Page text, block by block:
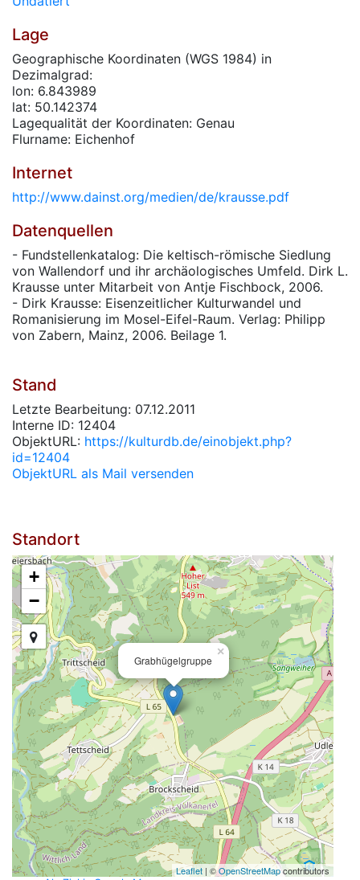
Lage
Geographische Koordinaten (WGS 1984) in
Dezimalgrad:
lon: 6.843989
lat: 50.142374
Lagequalität der Koordinaten: Genau
Flurname: Eichenhof
Internet
http://www.dainst.org/medien/de/krausse.pdf
Datenquellen
- Fundstellenkatalog: Die keltisch-römische Siedlung
von Wallendorf und ihr archäologisches Umfeld. Dirk L.
Krausse unter Mitarbeit von Antje Fischbock, 2006.
- Dirk Krausse: Eisenzeitlicher Kulturwandel und
Romanisierung im Mosel-Eifel-Raum. Verlag: Philipp
von Zabern, Mainz, 2006. Beilage 1.
Stand
Letzte Bearbeitung: 07.12.2011
Interne ID: 12404
ObjektURL: https://kulturdb.de/einobjekt.php?
id=12404
ObjektURL als Mail versenden
Standort
Grabhügelgruppe
×
+
−
Leaflet | ©OpenStreetMapcontributors